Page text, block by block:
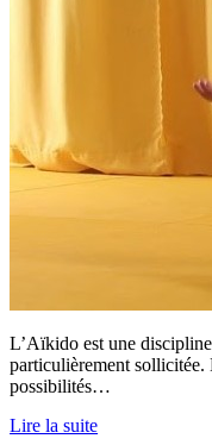
L’Aïkido est une
particulièrement sollicitée.
possibilités…
Lire la suite